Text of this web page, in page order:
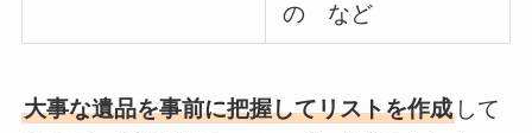
の など
大事な遺品を事前に把握してリストを作成して